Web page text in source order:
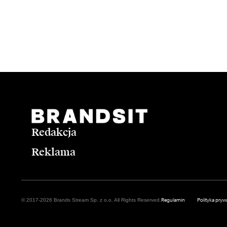
Redakcja
Reklama
© 2017-2026 Brands Stream Sp. z o.o. All Rights Reserved.Regulamin Polityka